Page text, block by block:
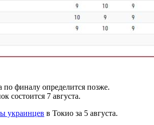
финалу определится позже.
состоится 7 августа.
украинцев в Токио за 5 августа.